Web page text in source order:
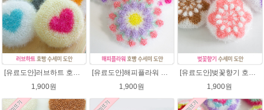
[유료도안]러브하트 호빵수세미뜨기 도안(수세미실은 옵션에서 추가구매 가능)/별호빵수세미처럼 예쁜수세미뜨기/빤짝이 수세미실/웰빙수세미실/고급수세미실/하트뜨기 반짝이수세미 하트수세미
1,900원
[유료도안]해피플라워 호빵수세미뜨기 도안(수세미실은 옵션에서 추가구매 가능)/수세미뜨기/수세미실/반짝이수세미/반짝이실/별수세미 호빵수세미 웰빙수세미 퐁퐁수세미 코바늘수세미
1,900원
[유료도안]벚꽃향기 호빵수세미뜨기 도안(수세미실은 옵션에서 추가구매 가능)/수세미뜨기/수세미실/반짝이수세미/반짝이실/별수세미 호빵수세미 웰빙수세미 퐁퐁수세미 코바늘수세미
1,900원